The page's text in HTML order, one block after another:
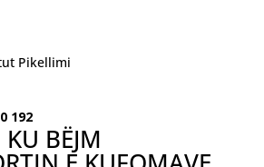
Pikellimi
192
BËJM